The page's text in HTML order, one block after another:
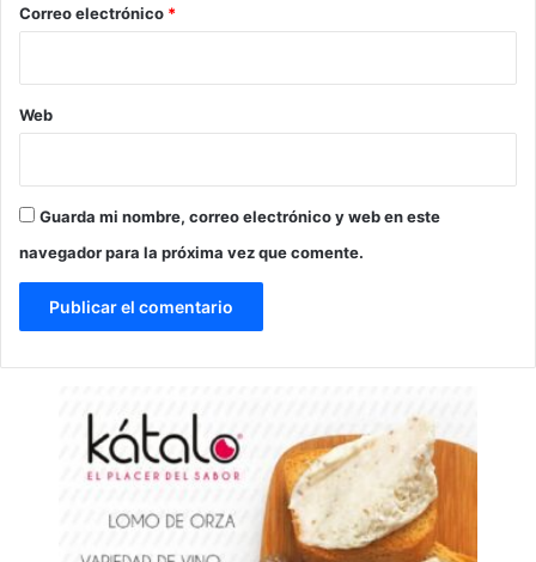
*
Correo electrónico *
Web
Guarda mi nombre, correo electrónico y web en este
navegador para la próxima vez que comente.